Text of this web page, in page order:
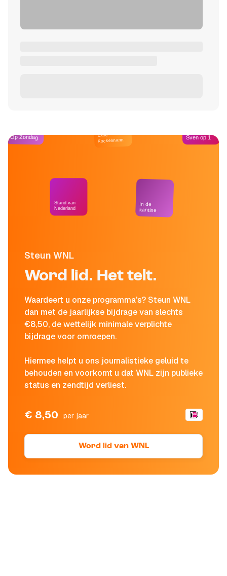
Steun WNL
Word lid. Het telt.
Waardeert u onze programma's? Steun WNL
dan met de jaarlijkse bijdrage van slechts
€8,50, de wettelijk minimale verplichte
bijdrage voor omroepen.
Hiermee helpt u ons journalistieke geluid te
behouden en voorkomt u dat WNL zijn publieke
status en zendtijd verliest.
€ 8,50 per jaar
Word lid van WNL
Op Zondag
Stand van
Nederland
Café
Kockelmann
In de
kantine
Sven op 1